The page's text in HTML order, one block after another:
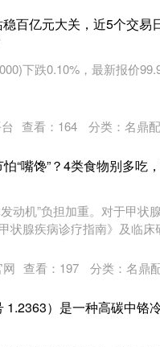
百亿元大关，近5个交易
下跌0.10%，最新报价
查看： 164 分类： 名鼎
“嘴馋”？4类食物别多吃
动机”负担加重。对于甲状
状腺疾病诊疗指南》及临床
查看： 197 分类： 名鼎
）是一种高碳中铬